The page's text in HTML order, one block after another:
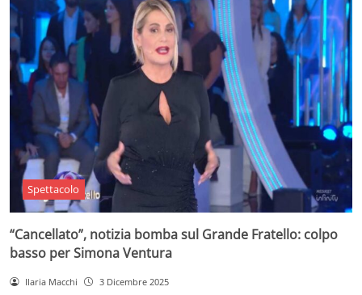
Spettacolo
“Cancellato”, notizia bomba sul Grande Fratello: colpo
basso per Simona Ventura
Ilaria Macchi 3 Dicembre 2025